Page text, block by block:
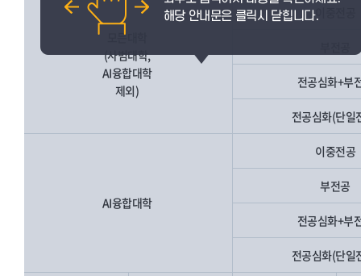
모든대학
(사범대학,
AI융합대학
제외)
이중전공
전공심화+부
전공심화(단일
AI융합대학
이중전공
부전공
전공심화+부
전공심화(단일